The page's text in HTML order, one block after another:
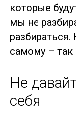
которые
мы не
самому –
Не
себя